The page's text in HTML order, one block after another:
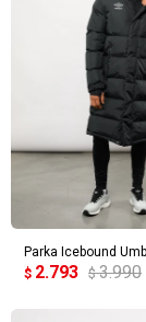
Parka Icebound
$ 2.793 $ 3.990